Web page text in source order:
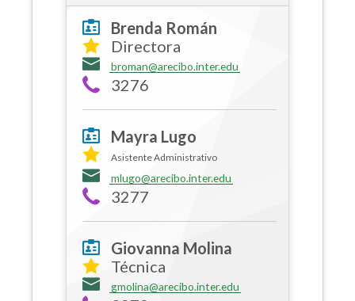
Brenda Román
Directora
broman@arecibo.inter.edu
3276
Mayra Lugo
Asistente Administrativo
mlugo@arecibo.inter.edu
3277
Giovanna Molina
Técnica
gmolina@arecibo.inter.edu